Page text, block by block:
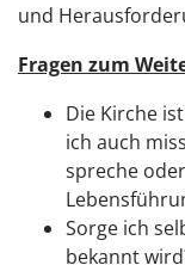
und
Fragen zum
Die Kirche
ich auch
spreche
Sorge ich
bekannt